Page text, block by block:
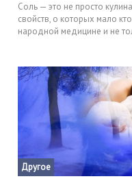
Соль — это не просто
свойств, о которых мало
народной медицине и не
Другое